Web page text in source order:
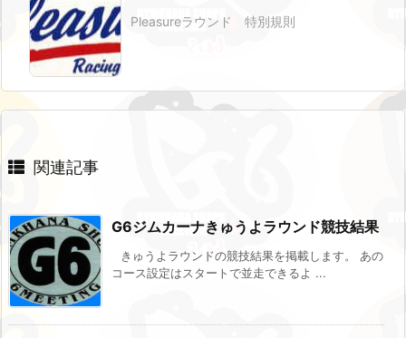
Pleasureラウンド 特別規則
関連記事
G6ジムカーナきゅうよラウンド競技結果
きゅうよラウンドの競技結果を掲載します。 あの
コース設定はスタートで並走できるよ ...